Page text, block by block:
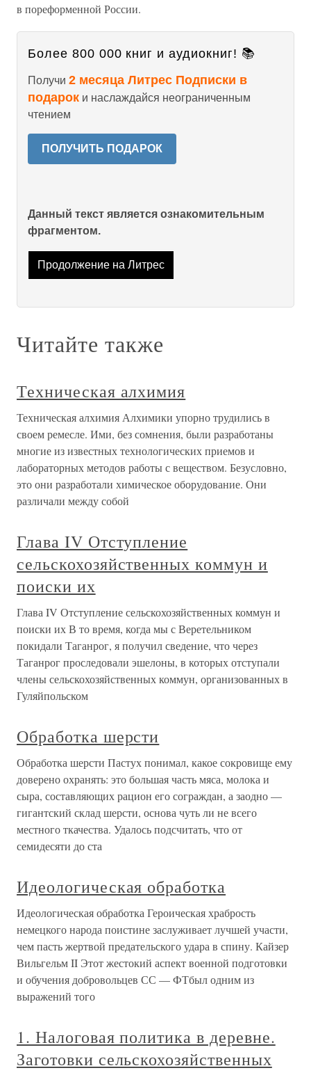
в пореформенной России.
Более 800 000 книг и аудиокниг! 📚
Получи 2 месяца Литрес Подписки в
подарок и наслаждайся неограниченным
чтением
ПОЛУЧИТЬ ПОДАРОК
Данный текст является ознакомительным
фрагментом.
Продолжение на Литрес
Читайте также
Техническая алхимия
Техническая алхимия Алхимики упорно трудились в
своем ремесле. Ими, без сомнения, были разработаны
многие из известных технологических приемов и
лабораторных методов работы с веществом. Безусловно,
это они разработали химическое оборудование. Они
различали между собой
Глава IV Отступление
сельскохозяйственных коммун и
поиски их
Глава IV Отступление сельскохозяйственных коммун и
поиски их В то время, когда мы с Веретельником
покидали Таганрог, я получил сведение, что через
Таганрог проследовали эшелоны, в которых отступали
члены сельскохозяйственных коммун, организованных в
Гуляйпольском
Обработка шерсти
Обработка шерсти Пастух понимал, какое сокровище ему
доверено охранять: это большая часть мяса, молока и
сыра, составляющих рацион его сограждан, а заодно —
гигантский склад шерсти, основа чуть ли не всего
местного ткачества. Удалось подсчитать, что от
семидесяти до ста
Идеологическая обработка
Идеологическая обработка Героическая храбрость
немецкого народа поистине заслуживает лучшей участи,
чем пасть жертвой предательского удара в спину. Кайзер
Вильгельм II Этот жестокий аспект военной подготовки
и обучения добровольцев СС — ФТбыл одним из
выражений того
1. Налоговая политика в деревне.
Заготовки сельскохозяйственных